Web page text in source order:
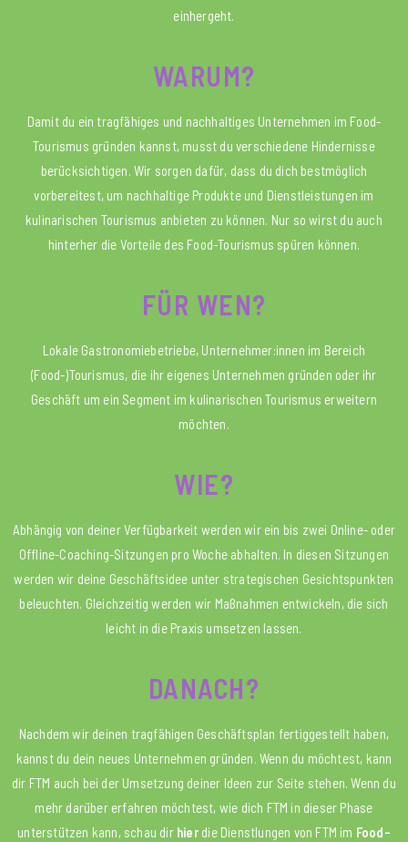
einhergeht.
WARUM?
Damit du ein tragfähiges und nachhaltiges Unternehmen im Food-
Tourismus gründen kannst, musst du verschiedene Hindernisse
berücksichtigen. Wir sorgen dafür, dass du dich bestmöglich
vorbereitest, um nachhaltige Produkte und Dienstleistungen im
kulinarischen Tourismus anbieten zu können. Nur so wirst du auch
hinterher die Vorteile des Food-Tourismus spüren können.
FÜR WEN?
Lokale Gastronomiebetriebe, Unternehmer:innen im Bereich
(Food-)Tourismus, die ihr eigenes Unternehmen gründen oder ihr
Geschäft um ein Segment im kulinarischen Tourismus erweitern
möchten.
WIE?
Abhängig von deiner Verfügbarkeit werden wir ein bis zwei Online- oder
Offline-Coaching-Sitzungen pro Woche abhalten. In diesen Sitzungen
werden wir deine Geschäftsidee unter strategischen Gesichtspunkten
beleuchten. Gleichzeitig werden wir Maßnahmen entwickeln, die sich
leicht in die Praxis umsetzen lassen.
DANACH?
Nachdem wir deinen tragfähigen Geschäftsplan fertiggestellt haben,
kannst du dein neues Unternehmen gründen. Wenn du möchtest, kann
dir FTM auch bei der Umsetzung deiner Ideen zur Seite stehen. Wenn du
mehr darüber erfahren möchtest, wie dich FTM in dieser Phase
unterstützen kann, schau dir hierdie Dienstlungen von FTM im Food-